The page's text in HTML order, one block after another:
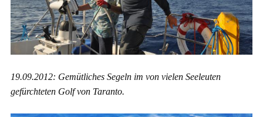
19.09.2012: Gemütliches Segeln im von vielen Seeleuten
gefürchteten Golf von Taranto.